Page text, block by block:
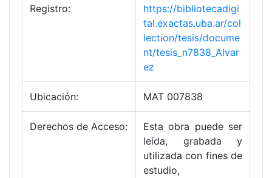
Registro:
https://bibliotecadigi
tal.exactas.uba.ar/col
lection/tesis/docume
nt/tesis_n7838_Alvar
ez
Ubicación: MAT 007838
Derechos de Acceso:
Esta obra puede ser
leída, grabada y
utilizada con fines de
estudio,